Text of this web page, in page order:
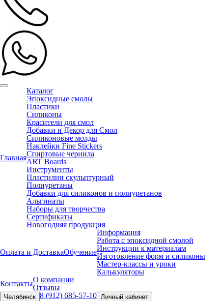
Главная
Каталог
Эпоксидные смолы
Пластики
Силиконы
Красители для смол
Добавки и Декор для Смол
Силиконовые молды
Наклейки Fine Stickers
Спиртовые чернила
ART Boards
Инструменты
Пластилин скульптурный
Полиуретаны
Добавки для силиконов и полиуретанов
Альгинаты
Наборы для творчества
Сертификаты
Новогодняя продукция
Оплата и ДоставкаОбучение
Информация
Работа с эпоксидной смолой
Инструкции к материалам
Изготовление форм и силиконы
Мастер-классы и уроки
Калькуляторы
КонтактыО компании
Отзывы
Челябинск 8 (912) 685-57-10 Личный кабинет